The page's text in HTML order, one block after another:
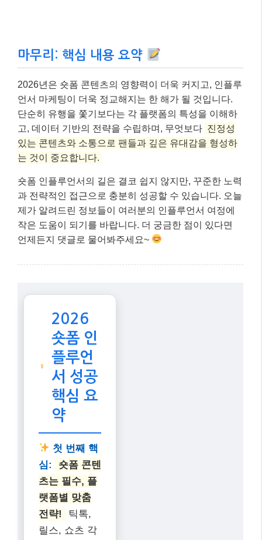
마무리: 핵심 내용 요약
2026년은 숏폼 콘텐츠의 영향력이 더욱 커지고, 인플루
언서 마케팅이 더욱 정교해지는 한 해가 될 것입니다.
단순히 유행을 쫓기보다는 각 플랫폼의 특성을 이해하
고, 데이터 기반의 전략을 수립하며, 무엇보다 진정성
있는 콘텐츠와 소통으로 팬들과 깊은 유대감을 형성하
는 것이 중요합니다.
숏폼 인플루언서의 길은 결코 쉽지 않지만, 꾸준한 노력
과 전략적인 접근으로 충분히 성공할 수 있습니다. 오늘
제가 알려드린 정보들이 여러분의 인플루언서 여정에
작은 도움이 되기를 바랍니다. 더 궁금한 점이 있다면
언제든지 댓글로 물어봐주세요~
2026
숏폼 인
플루언
서 성공
핵심 요
약
첫 번째 핵
심:
숏폼 콘텐
츠는 필수, 플
랫폼별 맞춤
전략!
틱톡,
릴스, 쇼츠 각